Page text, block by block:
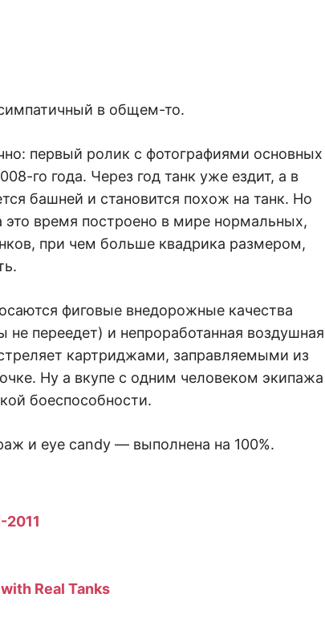
в общем-то.
первый ролик с фотографиями основных
го года. Через год танк уже ездит, а в
башней и становится похож на танк. Но
это время построено в мире нормальных,
при чем больше квадрика размером,
фиговые внедорожные качества
переедет) и непроработанная воздушная
картриджами, заправляемыми из
Ну а вкупе с одним человеком экипажа
боеспособности.
и eye candy — выполнена на 100%.
2011
Real Tanks